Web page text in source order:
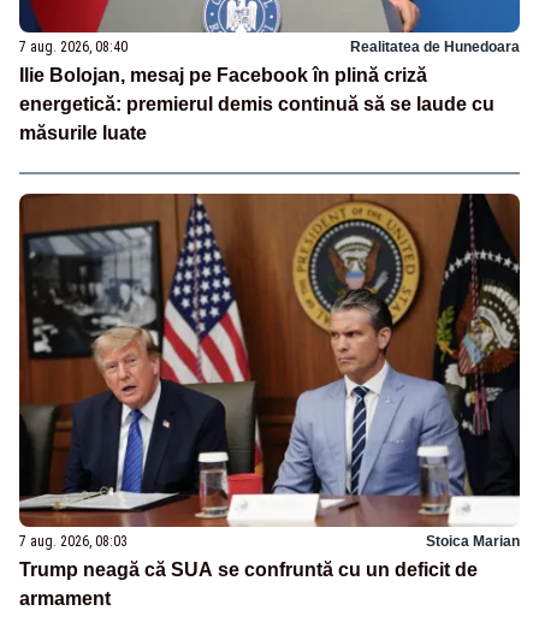
7 aug. 2026, 08:40 Realitatea de Hunedoara
Ilie Bolojan, mesaj pe Facebook în plină criză
energetică: premierul demis continuă să se laude cu
măsurile luate
7 aug. 2026, 08:03 Stoica Marian
Trump neagă că SUA se confruntă cu un deficit de
armament